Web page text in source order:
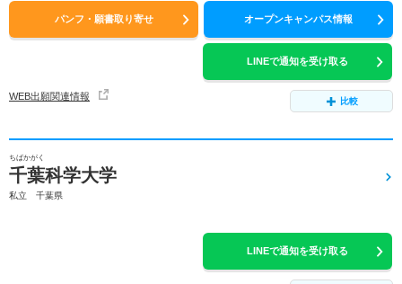
パンフ・願書取り寄せ オープンキャンパス情報
LINEで通知を受け取る
WEB出願関連情報 比較
ちばかがく
千葉科学大学
私立 千葉県
LINEで通知を受け取る